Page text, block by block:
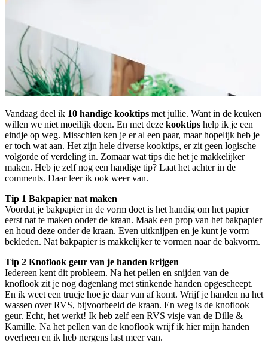
Vandaag deel ik 10 handige kooktips met jullie. Want in de keuken
willen we niet moeilijk doen. En met deze kooktips help ik je een
eindje op weg. Misschien ken je er al een paar, maar hopelijk heb je
er toch wat aan. Het zijn hele diverse kooktips, er zit geen logische
volgorde of verdeling in. Zomaar wat tips die het je makkelijker
maken. Heb je zelf nog een handige tip? Laat het achter in de
comments. Daar leer ik ook weer van.
Tip 1 Bakpapier nat maken
Voordat je bakpapier in de vorm doet is het handig om het papier
eerst nat te maken onder de kraan. Maak een prop van het bakpapier
en houd deze onder de kraan. Even uitknijpen en je kunt je vorm
bekleden. Nat bakpapier is makkelijker te vormen naar de bakvorm.
Tip 2 Knoflook geur van je handen krijgen
Iedereen kent dit probleem. Na het pellen en snijden van de
knoflook zit je nog dagenlang met stinkende handen opgescheept.
En ik weet een trucje hoe je daar van af komt. Wrijf je handen na het
wassen over RVS, bijvoorbeeld de kraan. En weg is de knoflook
geur. Echt, het werkt! Ik heb zelf een RVS visje van de Dille &
Kamille. Na het pellen van de knoflook wrijf ik hier mijn handen
overheen en ik heb nergens last meer van.